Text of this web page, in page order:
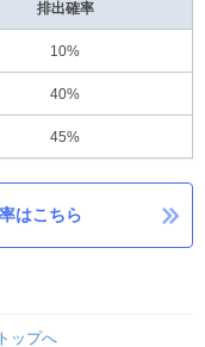
排出確率
10%
40%
45%
はこちら
ップへ